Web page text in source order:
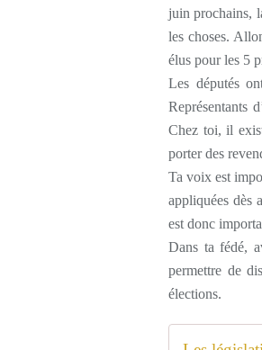
juin prochains,
les choses.
élus pour les 5
Les députés
Représentants
Chez toi, il
porter des
Ta voix est
appliquées dès
est donc
Dans ta fédé,
permettre de
élections.